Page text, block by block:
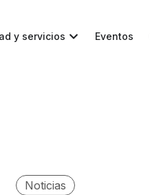
y servicios Eventos
Noticias